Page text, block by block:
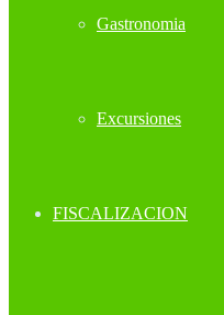
Gastronomia
Excursiones
FISCALIZACION